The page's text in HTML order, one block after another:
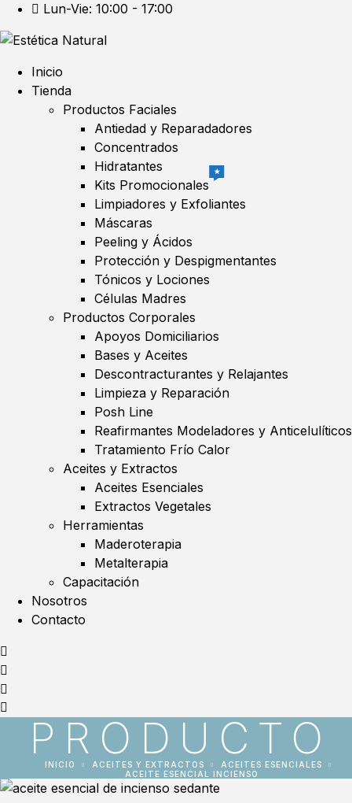
Lun-Vie: 10:00 - 17:00
Inicio
Tienda
Productos Faciales
Antiedad y Reparadadores
Concentrados
Hidratantes
Kits Promocionales
★
Limpiadores y Exfoliantes
Máscaras
Peeling y Ácidos
Protección y Despigmentantes
Tónicos y Lociones
Células Madres
Productos Corporales
Apoyos Domiciliarios
Bases y Aceites
Descontracturantes y Relajantes
Limpieza y Reparación
Posh Line
Reafirmantes Modeladores y Anticelulíticos
Tratamiento Frío Calor
Aceites y Extractos
Aceites Esenciales
Extractos Vegetales
Herramientas
Maderoterapia
Metalterapia
Capacitación
Nosotros
Contacto
PRODUCTO
INICIO ACEITES Y EXTRACTOS
ACEITES ESENCIALES
ACEITE ESENCIAL INCIENSO